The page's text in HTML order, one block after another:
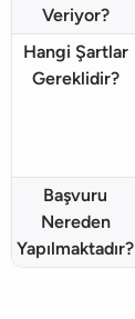
Veriyor?
Hangi Şartlar
Gereklidir?
Başvuru
Nereden
Yapılmaktadır?